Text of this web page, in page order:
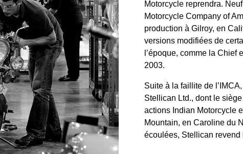
Motorcycle reprendra.
Motorcycle Company of
production à Gilroy, en
versions modifiées de
l’époque, comme la Chief
2003.
Suite à la faillite de
Stellican Ltd., dont le
actions Indian Motorcycle
Mountain, en Caroline du
écoulées, Stellican revend